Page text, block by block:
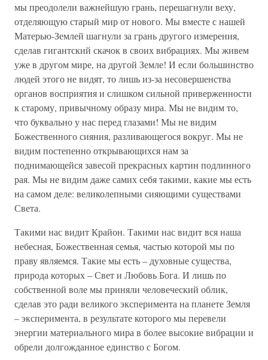
мы преодолели важнейшую грань, перешагнули веху,
отделяющую старый мир от нового. Мы вместе с нашей
Матерью-Землей шагнули за грань другого измерения,
сделав гигантский скачок в своих вибрациях. Мы живем
уже в другом мире, на другой Земле! И если большинство
людей этого не видят, то лишь из-за несовершенства
органов восприятия и слишком сильной приверженности
к старому, привычному образу мира. Мы не видим то,
что буквально у нас перед глазами! Мы не видим
Божественного сияния, разливающегося вокруг. Мы не
видим постепенно открывающихся нам за
поднимающейся завесой прекрасных картин подлинного
рая. Мы не видим даже самих себя такими, какие мы есть
на самом деле: великолепными сияющими существами
Света.
Такими нас видит Крайон. Такими нас видит вся наша
небесная, Божественная семья, частью которой мы по
праву являемся. Такие мы есть – духовные существа,
природа которых – Свет и Любовь Бога. И лишь по
собственной воле мы приняли человеческий облик,
сделав это ради великого эксперимента на планете Земля
– эксперимента, в результате которого мы перевели
энергии материального мира в более высокие вибрации и
обрели долгожданное единство с Богом.